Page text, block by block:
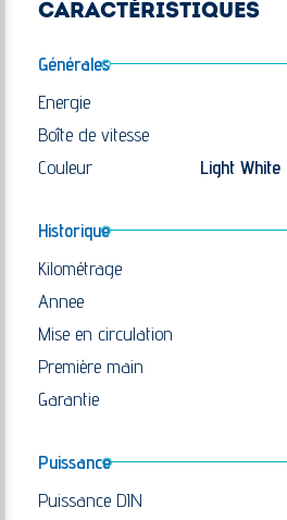
CARACTÉRISTIQUES
Générales
Energie
Boîte de vitesse
Couleur
Light White
Historique
Kilométrage
Annee
Mise en circulation
Première main
Garantie
Puissance
Puissance DIN